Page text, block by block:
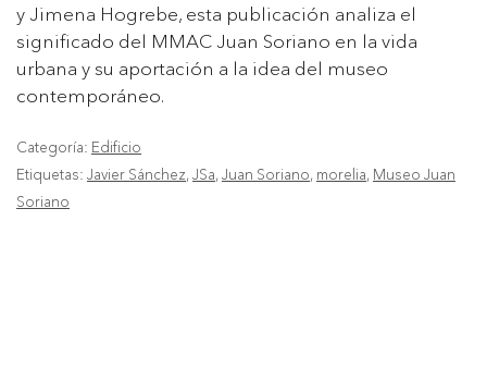
y Jimena Hogrebe, esta publicación analiza el
significado del MMAC Juan Soriano en la vida
urbana y su aportación a la idea del museo
contemporáneo.
Categoría: Edificio
Etiquetas: Javier Sánchez,JSa,Juan Soriano, morelia, Museo Juan
Soriano